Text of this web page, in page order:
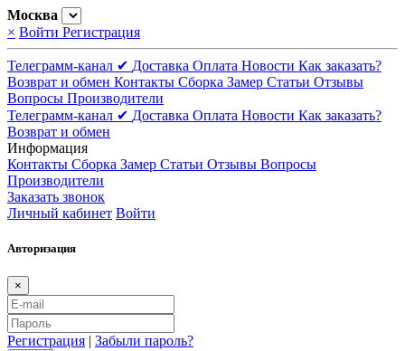
Москва
× Войти Регистрация
Телеграмм-канал ✔ Доставка Оплата Новости Как заказать?
Возврат и обмен Контакты Сборка Замер Статьи Отзывы
Вопросы Производители
Телеграмм-канал ✔ Доставка Оплата Новости Как заказать?
Возврат и обмен
Информация
Контакты Сборка Замер Статьи Отзывы Вопросы
Производители
Заказать звонок
Личный кабинет Войти
Авторизация
×
Регистрация | Забыли пароль?